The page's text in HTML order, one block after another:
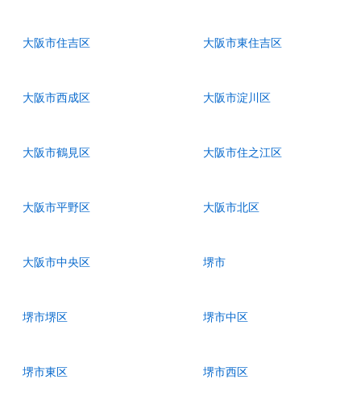
大阪市住吉区 大阪市東住吉区
大阪市西成区 大阪市淀川区
大阪市鶴見区 大阪市住之江区
大阪市平野区 大阪市北区
大阪市中央区 堺市
堺市堺区 堺市中区
堺市東区 堺市西区